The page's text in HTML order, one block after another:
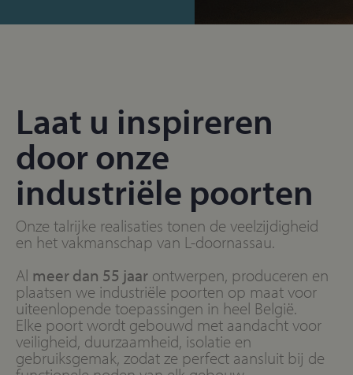
Laat u inspireren
door onze
industriële poorten
Onze talrijke realisaties tonen de veelzijdigheid
en het vakmanschap van L-doornassau.
Al meer dan 55 jaar ontwerpen, produceren en
plaatsen we industriële poorten op maat voor
uiteenlopende toepassingen in heel België.
Elke poort wordt gebouwd met aandacht voor
veiligheid, duurzaamheid, isolatie en
gebruiksgemak, zodat ze perfect aansluit bij de